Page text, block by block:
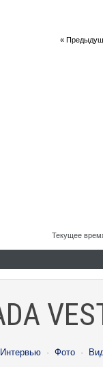
«
Текущее
Интервью · Фото ·